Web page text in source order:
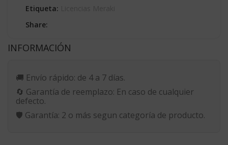
Etiqueta:
Share:
INFORMACIÓN
🚚 Envío rápido: de 4 a 7 días.
🔄 Garantía de reemplazo: En caso de cualquier
defecto.
🛡️ Garantía: 2 o más segun categoría de producto.